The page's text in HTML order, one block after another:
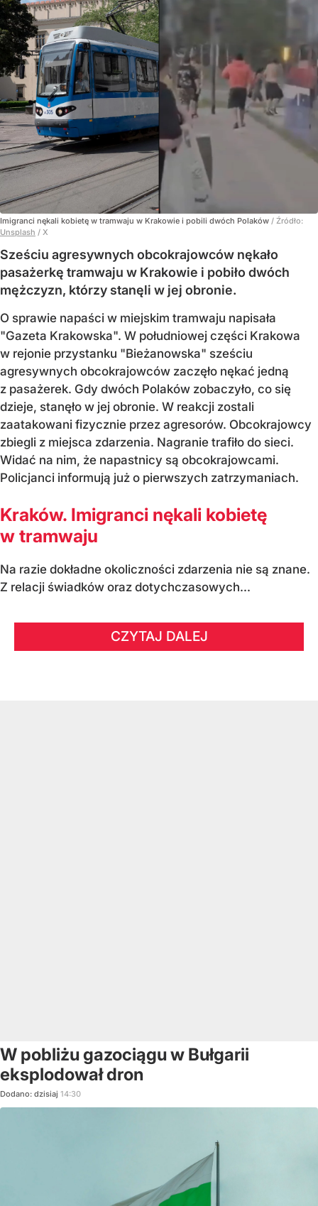
Imigranci nękali kobietę w tramwaju w Krakowie i pobili dwóch Polaków / Źródło:
Unsplash / X
Sześciu agresywnych obcokrajowców nękało
pasażerkę tramwaju w Krakowie i pobiło dwóch
mężczyzn, którzy stanęli w jej obronie.
O sprawie napaści w miejskim tramwaju napisała
"Gazeta Krakowska". W południowej części Krakowa
w rejonie przystanku "Bieżanowska" sześciu
agresywnych obcokrajowców zaczęło nękać jedną
z pasażerek. Gdy dwóch Polaków zobaczyło, co się
dzieje, stanęło w jej obronie. W reakcji zostali
zaatakowani fizycznie przez agresorów. Obcokrajowcy
zbiegli z miejsca zdarzenia. Nagranie trafiło do sieci.
Widać na nim, że napastnicy są obcokrajowcami.
Policjanci informują już o pierwszych zatrzymaniach.
Kraków. Imigranci nękali kobietę
w tramwaju
Na razie dokładne okoliczności zdarzenia nie są znane.
Z relacji świadków oraz dotychczasowych...
CZYTAJ DALEJ
W pobliżu gazociągu w Bułgarii
eksplodował dron
Dodano: dzisiaj 14:30